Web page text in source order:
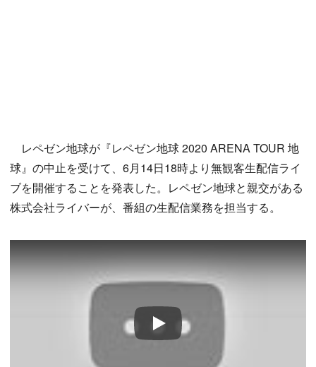
レペゼン地球が『レペゼン地球 2020 ARENA TOUR 地
球』の中止を受けて、6月14日18時より無観客生配信ライ
ブを開催することを発表した。レペゼン地球と親交がある
株式会社ライバーが、番組の生配信業務を担当する。
Play